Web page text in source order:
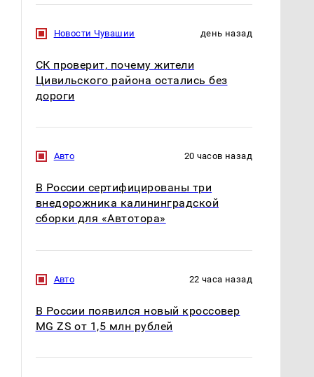
Новости Чувашии день назад
СК проверит, почему жители
Цивильского района остались без
дороги
Авто 20 часов назад
В России сертифицированы три
внедорожника калининградской
сборки для «Автотора»
Авто 22 часа назад
В России появился новый кроссовер
MG ZS от 1,5 млн рублей